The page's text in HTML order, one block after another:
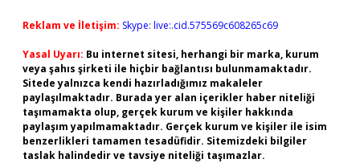
Reklam ve İletişim: Skype: live:.cid.575569c608265c69
Yasal Uyarı: Bu internet sitesi, herhangi bir marka, kurum
veya şahıs şirketi ile hiçbir bağlantısı bulunmamaktadır.
Sitede yalnızca kendi hazırladığımız makaleler
paylaşılmaktadır. Burada yer alan içerikler haber niteliği
taşımamakta olup, gerçek kurum ve kişiler hakkında
paylaşım yapılmamaktadır. Gerçek kurum ve kişiler ile isim
benzerlikleri tamamen tesadüfidir. Sitemizdeki bilgiler
taslak halindedir ve tavsiye niteliği taşımazlar.